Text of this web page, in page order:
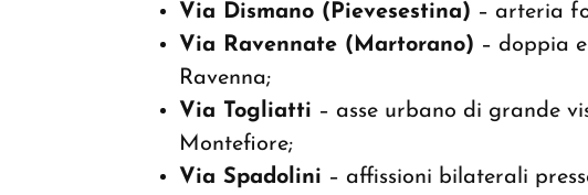
Via Dismano (Pievesestina) – arteria
Via Ravennate (Martorano) – doppia
Ravenna;
Via Togliatti – asse urbano di grande
Montefiore;
Via Spadolini – affissioni bilaterali